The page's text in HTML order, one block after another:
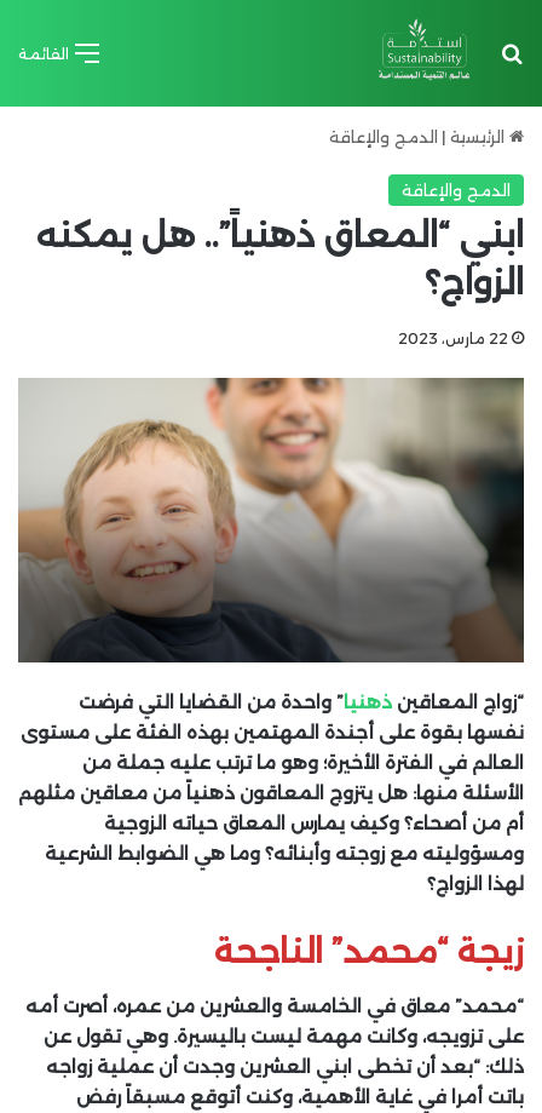
القائمة بحث عن
الرئيسية | الدمج والإعاقة
الدمج والإعاقة
ابني “المعاق ذهنياً”.. هل يمكنه
الزواج؟
22 مارس، 2023
“زواج المعاقين ذهنيا” واحدة من القضايا التي فرضت
نفسها بقوة على أجندة المهتمين بهذه الفئة على مستوى
العالم في الفترة الأخيرة؛ وهو ما ترتب عليه جملة من
الأسئلة منها: هل يتزوج المعاقون ذهنياً من معاقين مثلهم
أم من أصحاء؟ وكيف يمارس المعاق حياته الزوجية
ومسؤوليته مع زوجته وأبنائه؟ وما هي الضوابط الشرعية
لهذا الزواج؟
زيجة “محمد” الناجحة
“محمد” معاق في الخامسة والعشرين من عمره، أصرت أمه
على تزويجه، وكانت مهمة ليست باليسيرة. وهي تقول عن
ذلك: “بعد أن تخطى ابني العشرين وجدت أن عملية زواجه
باتت أمرا في غاية الأهمية، وكنت أتوقع مسبقاً رفض